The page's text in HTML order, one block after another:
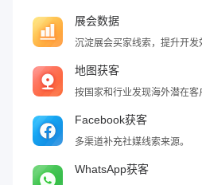
展会数据
沉淀展会买家线索，提升开发
地图获客
按国家和行业发现海外潜在客
Facebook获客
多渠道补充社媒线索来源。
WhatsApp获客